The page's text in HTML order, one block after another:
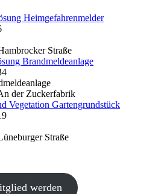
Heimgefahrenmelder
Straße
Brandmeldeanlage
der Zuckerfabrik
Vegetation Gartengrundstück
Straße
werden